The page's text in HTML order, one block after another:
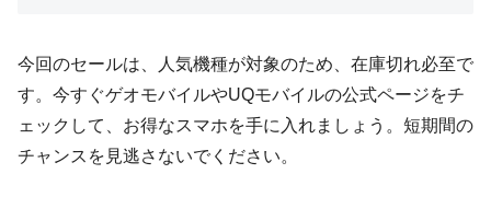
今回のセールは、人気機種が対象のため、在庫切れ必至で
す。今すぐゲオモバイルやUQモバイルの公式ページをチ
ェックして、お得なスマホを手に入れましょう。短期間の
チャンスを見逃さないでください。